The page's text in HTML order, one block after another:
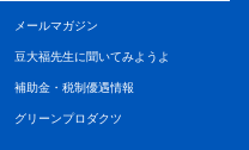
メールマガジン
豆大福先生に聞いてみようよ
補助金・税制優遇情報
グリーンプロダクツ